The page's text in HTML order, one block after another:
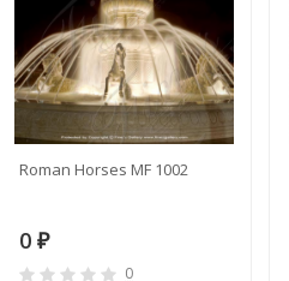
Roman Horses MF 1002
0 ₽
0